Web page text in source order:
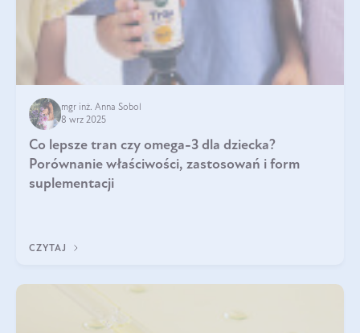
mgr inż. Anna Sobol
8 wrz 2025
Co lepsze tran czy omega-3 dla dziecka?
Porównanie właściwości, zastosowań i form
suplementacji
CZYTAJ